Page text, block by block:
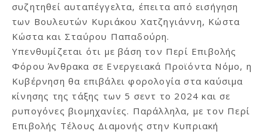
συζητηθεί αυταπέγγελτα, έπειτα από εισήγηση
των Βουλευτών Κυριάκου Χατζηγιάννη, Κώστα
Κώστα και Σταύρου Παπαδούρη.
Υπενθυμίζεται ότι με βάση τον Περί Επιβολής
Φόρου Άνθρακα σε Ενεργειακά Προϊόντα Νόμο, η
Κυβέρνηση θα επιβάλει φορολογία στα καύσιμα
κίνησης της τάξης των 5 σεντ το 2024 και σε
ρυπογόνες βιομηχανίες. Παράλληλα, με τον Περί
Επιβολής Τέλους Διαμονής στην Κυπριακή